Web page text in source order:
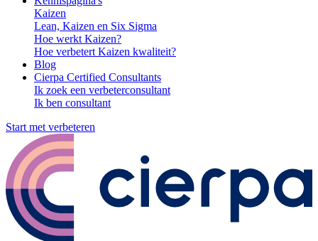
Kaizen
Lean, Kaizen en Six Sigma
Hoe werkt Kaizen?
Hoe verbetert Kaizen kwaliteit?
Blog
Cierpa Certified Consultants
Ik zoek een verbeterconsultant
Ik ben consultant
Start met verbeteren